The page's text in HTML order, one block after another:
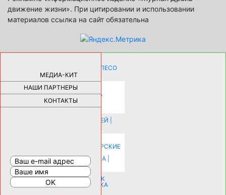
движение жизни». При цитировании и использовании
материалов ссылка на сайт обязательна
МЕДИА-КИТ
НАШИ ПАРТНЕРЫ
КОНТАКТЫ
КАК ДЕВУШКЕ ПОМЕНЯТЬ КОЛЕСО
НА АВТОМОБИЛЕ |69175
НОВЫЕ РАЗРАБОТКИ ДЛЯ
ОЗДОРОВЛЕНИЯ ОРГАНИЗМА
ПЛАТФОРМА ШУМАННА 3Д И
КАПСУЛА ЗДОРОВЬЯ |28281
ИСТОРИЯ НАКЛАДНЫХ НОГТЕЙ |
КОМНАТУ: ХИТРЫЕ ДИЗАЙНЕРСКИЕ
РАСШИРЕНИЯ ПРОСТРАНСТВА |
16191
СОБИРАЕМСЯ НА ПРАЗДНИК К
МОЛОДОЖЕНАМ: ПОДГОТОВКА